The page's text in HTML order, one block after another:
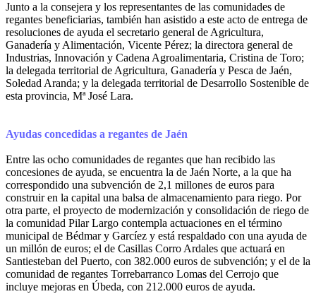
Junto a la consejera y los representantes de las comunidades de
regantes beneficiarias, también han asistido a este acto de entrega de
resoluciones de ayuda el secretario general de Agricultura,
Ganadería y Alimentación, Vicente Pérez; la directora general de
Industrias, Innovación y Cadena Agroalimentaria, Cristina de Toro;
la delegada territorial de Agricultura, Ganadería y Pesca de Jaén,
Soledad Aranda; y la delegada territorial de Desarrollo Sostenible de
esta provincia, Mª José Lara.
Ayudas concedidas a regantes de Jaén
Entre las ocho comunidades de regantes que han recibido las
concesiones de ayuda, se encuentra la de Jaén Norte, a la que ha
correspondido una subvención de 2,1 millones de euros para
construir en la capital una balsa de almacenamiento para riego. Por
otra parte, el proyecto de modernización y consolidación de riego de
la comunidad Pilar Largo contempla actuaciones en el término
municipal de Bédmar y Garcíez y está respaldado con una ayuda de
un millón de euros; el de Casillas Corro Ardales que actuará en
Santiesteban del Puerto, con 382.000 euros de subvención; y el de la
comunidad de regantes Torrebarranco Lomas del Cerrojo que
incluye mejoras en Úbeda, con 212.000 euros de ayuda.